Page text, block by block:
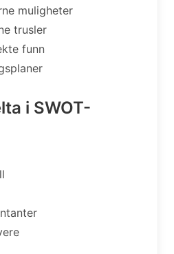
muligheter
trusler
funn
i SWOT-